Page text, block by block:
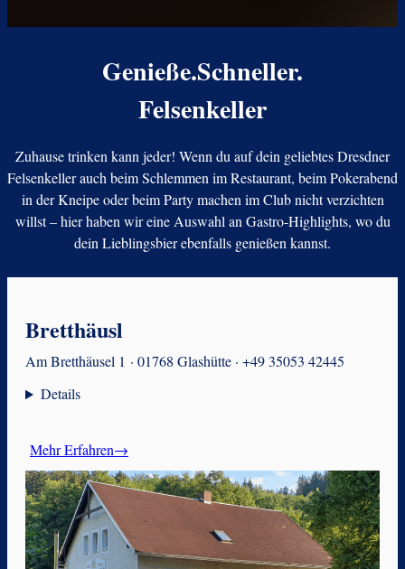
Genieße.Schneller.
Felsenkeller
Zuhause trinken kann jeder! Wenn du auf dein geliebtes Dresdner
Felsenkeller auch beim Schlemmen im Restaurant, beim Pokerabend
in der Kneipe oder beim Party machen im Club nicht verzichten
willst – hier haben wir eine Auswahl an Gastro-Highlights, wo du
dein Lieblingsbier ebenfalls genießen kannst.
Bretthäusl
Am Bretthäusel 1 · 01768 Glashütte · +49 35053 42445
Details
Mehr Erfahren→